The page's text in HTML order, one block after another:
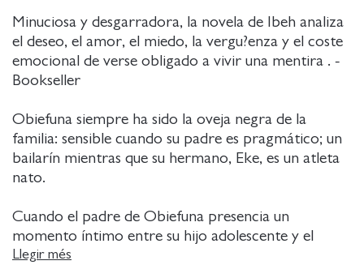
Minuciosa y desgarradora, la novela de Ibeh analiza
el deseo, el amor, el miedo, la vergu?enza y el coste
emocional de verse obligado a vivir una mentira . -
Bookseller
Obiefuna siempre ha sido la oveja negra de la
familia: sensible cuando su padre es pragmático; un
bailarín mientras que su hermano, Eke, es un atleta
nato.
Cuando el padre de Obiefuna presencia un
momento íntimo entre su hijo adolescente y el
aprendiz de la familia, manda a su hijo a un
Llegir més